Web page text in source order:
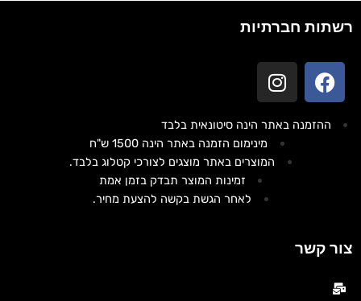
צור קשר
רשתות חברתיות
ההזמנה באתר הינה סיטונאית בלבד
מינימום הזמנה באתר הינה 1500 ש"ח
המוצרים באתר מוצגים לצורכי קטלוג בלבד.
זמינות המוצר תבדק בזמן אמת
לאחר הגשת בקשה להצעת מחיר.